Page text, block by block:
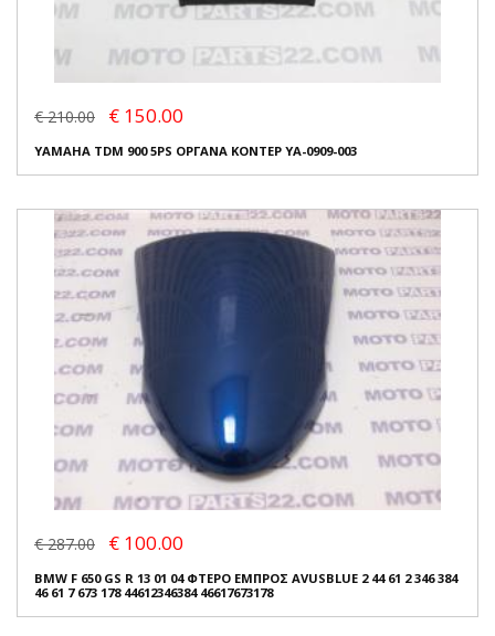
€ 210.00 € 150.00
YAMAHA TDM 900 5PS ΟΡΓΑΝΑ ΚΟΝΤΕΡ YA-0909-003
€ 287.00 € 100.00
BMW F 650 GS R 13 01 04 ΦΤΕΡΟ ΕΜΠΡΟΣ AVUSBLUE 2 44 61 2 346 384
46 61 7 673 178 44612346384 46617673178